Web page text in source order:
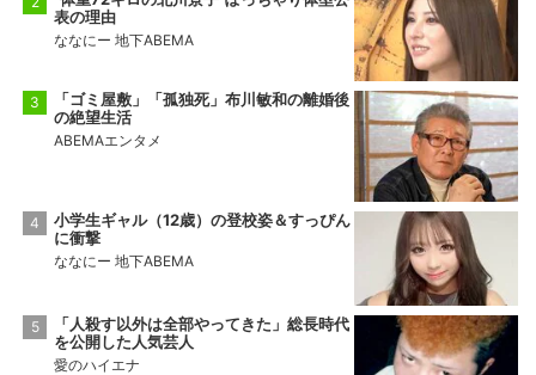
表の理由
ななにー 地下ABEMA
「ゴミ屋敷」「孤独死」布川敏和の離婚後
の絶望生活
ABEMAエンタメ
小学生ギャル（12歳）の登校姿＆すっぴん
に衝撃
ななにー 地下ABEMA
「人殺す以外は全部やってきた」総長時代
を公開した人気芸人
愛のハイエナ